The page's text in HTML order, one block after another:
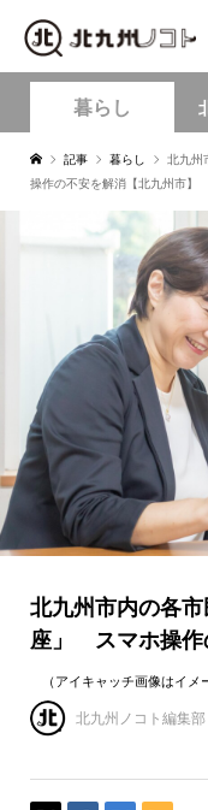
暮らし
記事 暮らし
北九州
操作の不安を解消【北九州市】
北九州市内の各
座」 スマホ操作
（アイキャッチ画像はイメ
北九州ノコト編集部